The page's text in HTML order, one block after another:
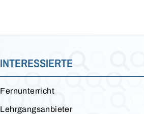
INTERESSIERTE
Fernunterricht
Lehrgangsanbieter